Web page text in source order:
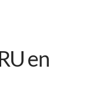
en